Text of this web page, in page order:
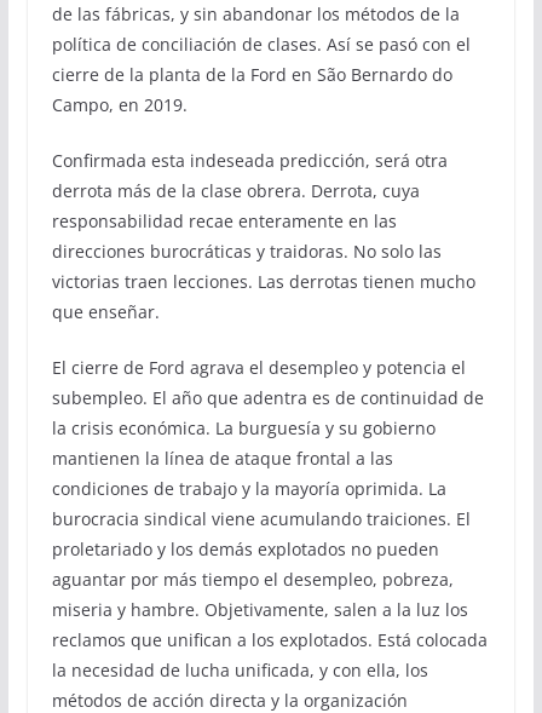
de las fábricas, y sin abandonar los métodos de la
política de conciliación de clases. Así se pasó con el
cierre de la planta de la Ford en São Bernardo do
Campo, en 2019.
Confirmada esta indeseada predicción, será otra
derrota más de la clase obrera. Derrota, cuya
responsabilidad recae enteramente en las
direcciones burocráticas y traidoras. No solo las
victorias traen lecciones. Las derrotas tienen mucho
que enseñar.
El cierre de Ford agrava el desempleo y potencia el
subempleo. El año que adentra es de continuidad de
la crisis económica. La burguesía y su gobierno
mantienen la línea de ataque frontal a las
condiciones de trabajo y la mayoría oprimida. La
burocracia sindical viene acumulando traiciones. El
proletariado y los demás explotados no pueden
aguantar por más tiempo el desempleo, pobreza,
miseria y hambre. Objetivamente, salen a la luz los
reclamos que unifican a los explotados. Está colocada
la necesidad de lucha unificada, y con ella, los
métodos de acción directa y la organización